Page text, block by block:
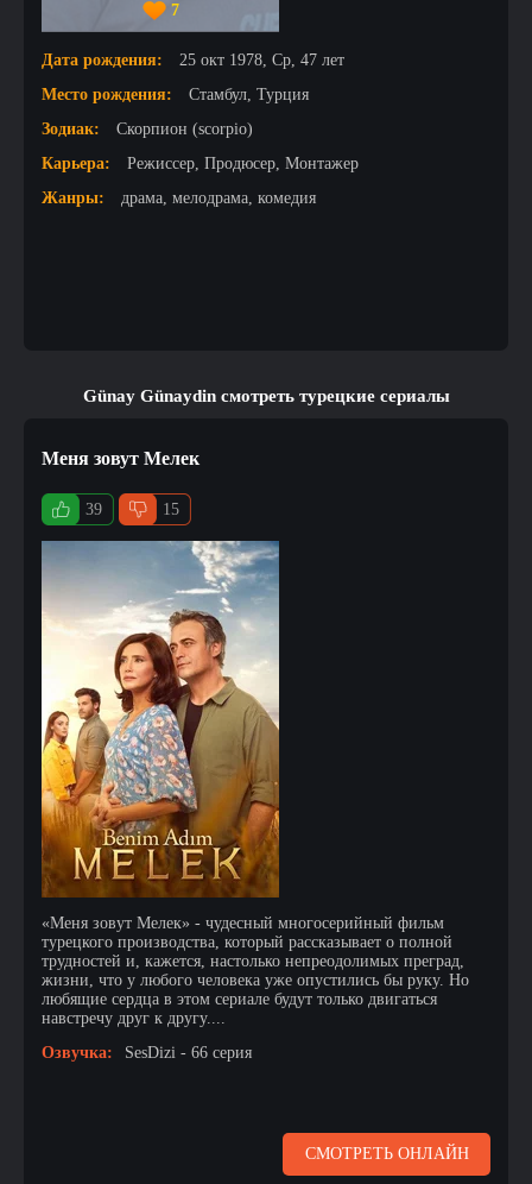
7
Дата рождения:
25 окт 1978, Ср, 47 лет
Место рождения:
Стамбул, Турция
Зодиак:
Скорпион (scorpio)
Карьера:
Режиссер, Продюсер, Монтажер
Жанры:
драма, мелодрама, комедия
Günay Günaydin смотреть турецкие сериалы
Меня зовут Мелек
39 15
«Меня зовут Мелек» - чудесный многосерийный фильм
турецкого производства, который рассказывает о полной
трудностей и, кажется, настолько непреодолимых преград,
жизни, что у любого человека уже опустились бы руку. Но
любящие сердца в этом сериале будут только двигаться
навстречу друг к другу....
Озвучка:
SesDizi - 66 серия
СМОТРЕТЬ ОНЛАЙН